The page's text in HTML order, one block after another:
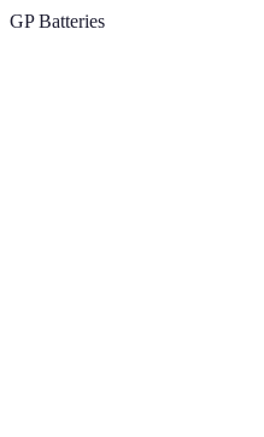
GP Batteries